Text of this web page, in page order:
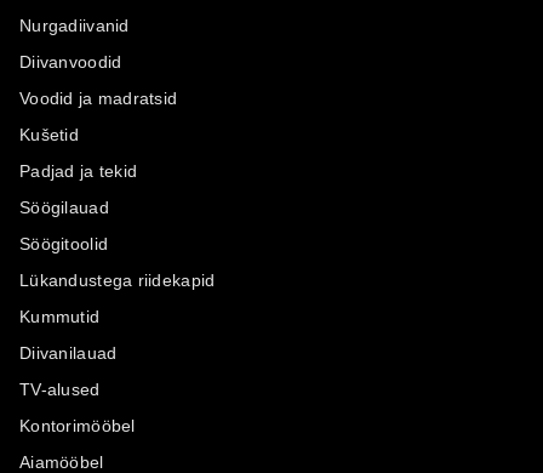
Nurgadiivanid
Diivanvoodid
Voodid ja madratsid
Kušetid
Padjad ja tekid
Söögilauad
Söögitoolid
Lükandustega riidekapid
Kummutid
Diivanilauad
TV-alused
Kontorimööbel
Aiamööbel